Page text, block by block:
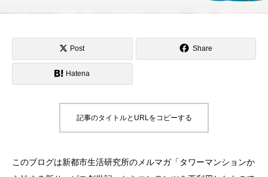
Post Share
Hatena
記事のタイトルとURLをコピーする
このブログは新都市生活研究所のメルマガ「タワーマンションか